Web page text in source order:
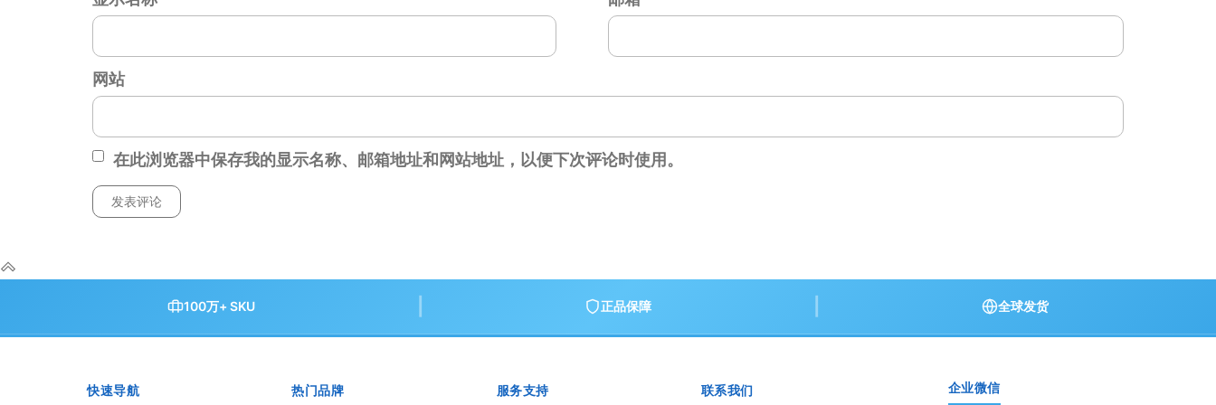
网站
在此浏览器中保存我的显示名称、邮箱地址和网站地址，以便下次评论时使用。
100万+ SKU 正品保障 全球发货
快速导航 热门品牌 服务支持 联系我们 企业微信